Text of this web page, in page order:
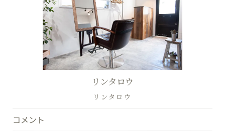
リンタロウ
リンタロウ
コメント